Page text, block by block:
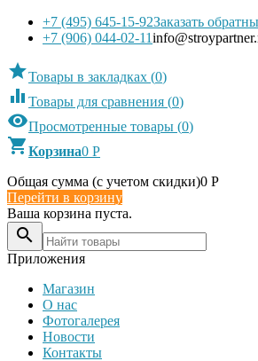
+7 (495) 645-15-92Заказать
+7 (906) 044-02-11
Товары в закладках (0)
 Товары для сравнения (0)
Просмотренные товары (0)
Корзина0 Р
Общая сумма (с учетом скидки)0 Р
Перейти в корзину
Ваша корзина пуста.

Приложения
Магазин
О нас
Фотогалерея
Новости
Контакты